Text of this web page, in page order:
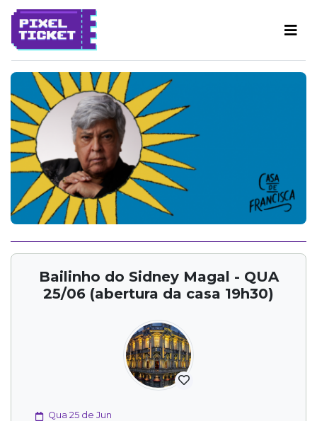
Bailinho do Sidney Magal - QUA
25/06 (abertura da casa 19h30)
Qua 25 de Jun